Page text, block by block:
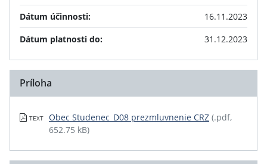
Dátum účinnosti:
16.11.2023
Dátum platnosti do:
31.12.2023
Príloha
TEXT Obec Studenec_D08 prezmluvnenie CRZ (.pdf,
652.75 kB)